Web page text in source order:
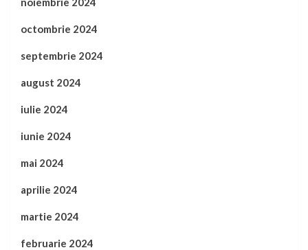
octombrie 2024
septembrie 2024
august 2024
iulie 2024
iunie 2024
mai 2024
aprilie 2024
martie 2024
februarie 2024